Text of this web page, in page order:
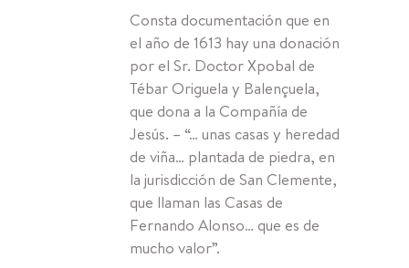
Consta documentación que en
el año de 1613 hay una donación
por el Sr. Doctor Xpobal de
Tébar Origuela y Balençuela,
que dona a la Compañía de
Jesús. – “… unas casas y heredad
de viña… plantada de piedra, en
la jurisdicción de San Clemente,
que llaman las Casas de
Fernando Alonso… que es de
mucho valor”.